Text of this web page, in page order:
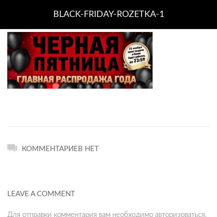
BLACK-FRIDAY-ROZETKA-1
КОММЕНТАРИЕВ НЕТ
LEAVE A COMMENT
Для отправки комментария вам необходимо авторизоваться.